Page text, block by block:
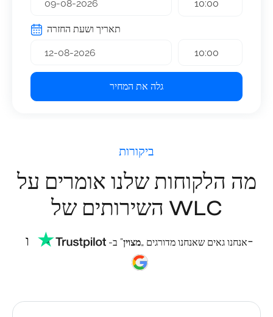
10:00
תאריך ושעת החזרה
10:00
גלה את המחיר
ביקורות
מה הלקוחות שלנו אומרים על
השירותים של WLC
אנחנו גאים שאנחנו מדורגים „מצוין” ב- ו-